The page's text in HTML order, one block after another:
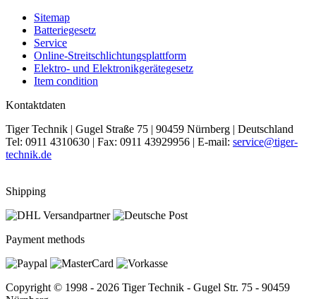
Sitemap
Batteriegesetz
Service
Online-Streitschlichtungsplattform
Elektro- und Elektronikgerätegesetz
Item condition
Kontaktdaten
Tiger Technik | Gugel Straße 75 | 90459 Nürnberg | Deutschland
Tel: 0911 4310630 | Fax: 0911 43929956 | E-mail: service@tiger-
technik.de
Shipping
Payment methods
Copyright © 1998 - 2026 Tiger Technik - Gugel Str. 75 - 90459